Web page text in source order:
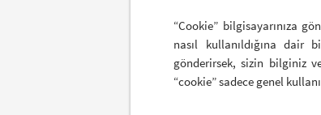
“Cookie” bilgisayarınıza
nasıl kullanıldığına dair
gönderirsek, sizin bilginiz
“cookie” sadece genel